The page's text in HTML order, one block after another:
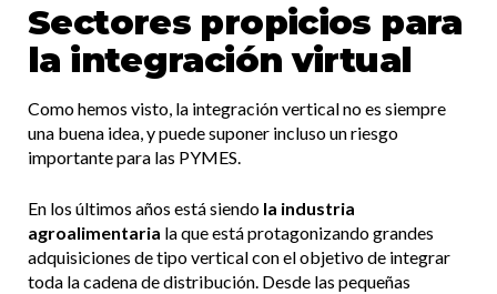
Sectores propicios para
la integración virtual
Como hemos visto, la integración vertical no es siempre
una buena idea, y puede suponer incluso un riesgo
importante para las PYMES.
En los últimos años está siendo la industria
agroalimentaria la que está protagonizando grandes
adquisiciones de tipo vertical con el objetivo de integrar
toda la cadena de distribución. Desde las pequeñas